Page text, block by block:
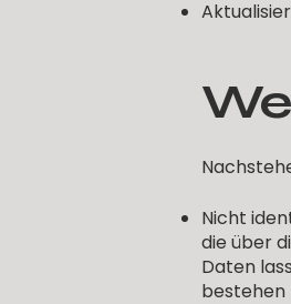
Nicht
die über
Daten
bestehen